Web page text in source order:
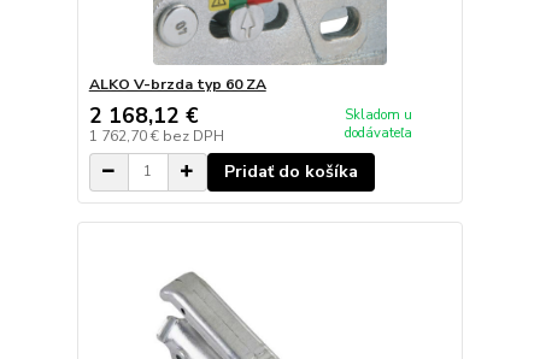
ALKO V-brzda typ 60 ZA
2 168,12 €
1 762,70 € bez DPH
Skladom u
dodávateľa
Pridať do košíka